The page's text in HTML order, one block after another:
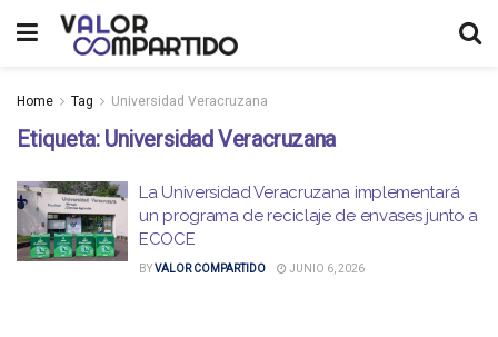
Home Tag Universidad Veracruzana
Etiqueta: Universidad Veracruzana
La Universidad Veracruzana implementará
un programa de reciclaje de envases junto a
ECOCE
BYVALOR COMPARTIDO JUNIO 6, 2026